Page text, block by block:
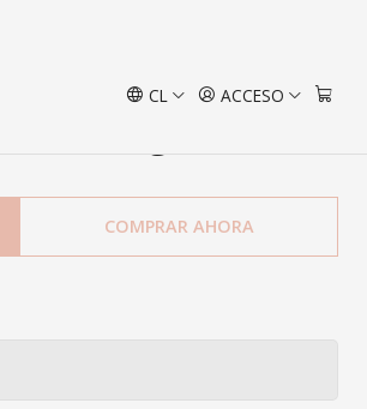
CL ACCESO
King Amanda
COMPRAR AHORA